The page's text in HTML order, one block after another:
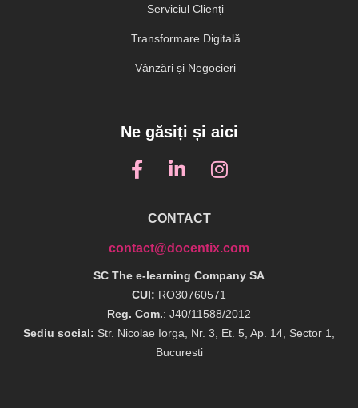
Serviciul Clienți
Transformare Digitală
Vânzări și Negocieri
Ne găsiți și aici
CONTACT
contact@docentix.com
SC The e-learning Company SA
CUI: RO30760571
Reg. Com.: J40/11588/2012
Sediu social: Str. Nicolae Iorga, Nr. 3, Et. 5, Ap. 14, Sector 1,
Bucuresti